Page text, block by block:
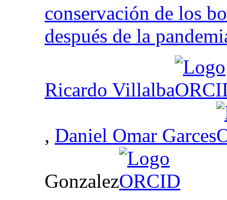
conservación de los
después de la
Ricardo Villalba
, Daniel Omar Garces
Gonzalez